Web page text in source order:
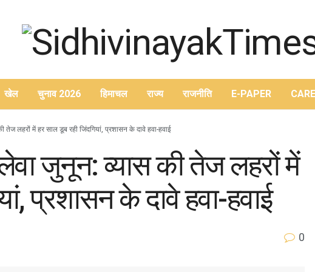
खेल चुनाव 2026 हिमाचल राज्य राजनीति E-PAPER
लहरों में हर साल डूब रही जिंदगियां, प्रशासन के दावे हवा-हवाई
जुनून: व्यास की तेज लहरों में
प्रशासन के दावे हवा-हवाई
0